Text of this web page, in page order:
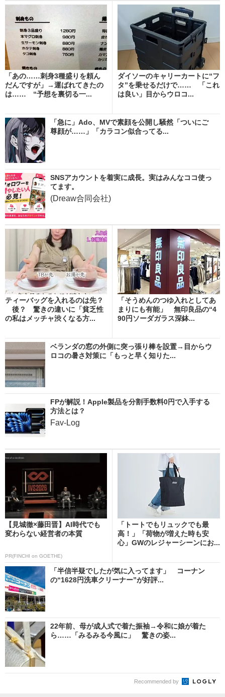
「あの……刺身3種盛りを頼ん
だんですが」→運ばれてきたの
は…… “予想を裏切る一...
ダイソーのキャリーカートに“フ
タ”を乗せるだけで…… 「これ
は良い」目からウロコ...
「急に」Ado、MVで素顔を公開し騒然「ついにご
尊顔が……」「カラコン似合ってる...
SNSアカウントを着実に成長。実はみんなココ使っ
てます。
(Dreaw合同会社)
ティーバッグを入れるのは先？
後？ 驚きの違いに「貧乏性
の私はメッチャ渋くなる方...
「そうめんのつゆ入れとしてあ
まりにも有能」 無印良品の“4
90円ソーダガラス深鉢...
ベランダの窓の外側に突っ張り棒を設置→目からウ
ロコの暑さ対策に「もっと早く知りた...
FPが解説！Apple製品を分割手数料0円で入手する
方法とは？
Fav-Log
【見城徹×藤田晋】AI時代でも
変わらない経営者の本質
PR(FINCHI on GOETHE)
「トートでもリュックでも最
高！」「荷物が増えた時も安
心」GWのレジャーシーンにお...
「半信半疑でしたが気に入ってます」 コーナン
の“1628円洗車クリーナー”が好評...
22年前、母が成人式で着た振袖→令和に娘が着た
ら……「みるみる今風に」 驚きの姿...
Recommended by